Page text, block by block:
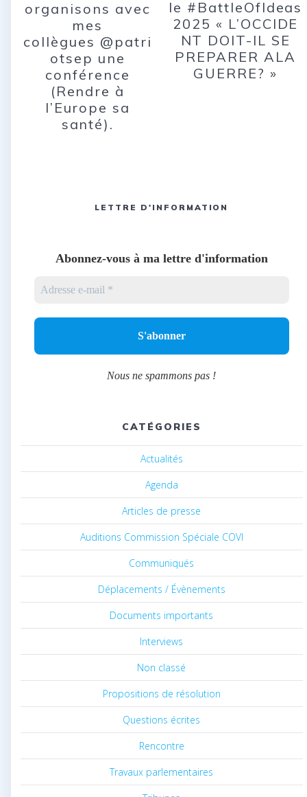
organisons avec
mes
collègues @patri
otsep une
conférence
(Rendre à
l’Europe sa
santé).
le #BattleOfIdeas
2025 « L’OCCIDE
NT DOIT-IL SE
PREPARER ALA
GUERRE? »
LETTRE D'INFORMATION
Abonnez-vous à ma lettre d'information
Nous ne spammons pas !
CATÉGORIES
Actualités
Agenda
Articles de presse
Auditions Commission Spéciale COVI
Communiqués
Déplacements / Évènements
Documents importants
Interviews
Non classé
Propositions de résolution
Questions écrites
Rencontre
Travaux parlementaires